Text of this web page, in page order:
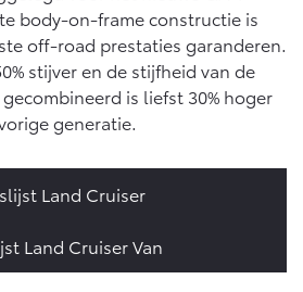
Vanaf € 55.950,-
Hilux (excl. BTW)
OOK ALS BATTERIJ-
Vanaf € 56.570,-
body-on-frame constructie is
off-road prestaties garanderen.
stijver en de stijfheid van de
is liefst 30% hoger
generatie.
Land Cruiser
Land Cruiser Van